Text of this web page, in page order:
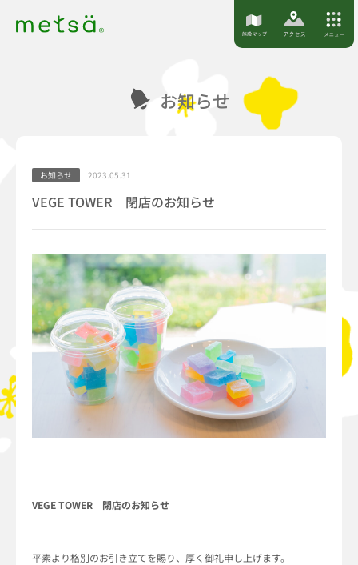
お知らせ
お知らせ 2023.05.31
VEGE TOWER 閉店のお知らせ
VEGE TOWER 閉店のお知らせ
平素より格別のお引き立てを賜り、厚く御礼申し上げます。